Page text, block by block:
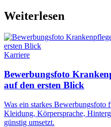
Weiterlesen
Karriere
Bewerbungsfoto
auf den ersten Blick
Was ein starkes Bewerbungsfoto
Kleidung, Körpersprache,
günstig umsetzt.